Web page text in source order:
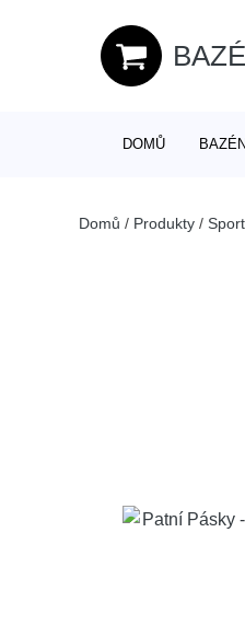
DOMŮ
Domů / Produkty / Sport